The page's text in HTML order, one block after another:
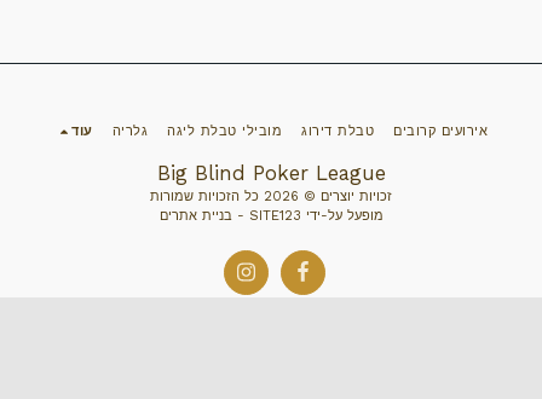
Big Blind Poker League
זכויות יוצרים © 2026 כל הזכויות שמורות
מופעל על-ידי SITE123
- בניית אתרים
אירועים קרובים טבלת דירוג מובילי טבלת ליגה גלריה עוד